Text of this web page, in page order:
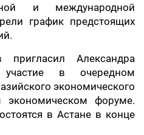
и международной
график предстоящих
пригласил Александра
в очередном
экономического
экономическом форуме.
в Астане в конце